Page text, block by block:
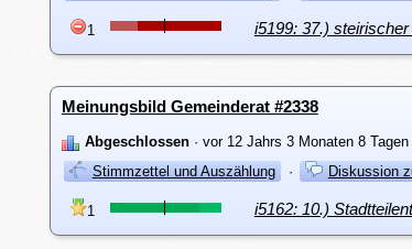
1 i5199: 37.)
Meinungsbild Gemeinderat #2338
Abgeschlossen· vor 12 Jahrs 3 Monaten 8 Tagen
Stimmzettel und Auszählung
· Diskussion
1 i5162: 10.)